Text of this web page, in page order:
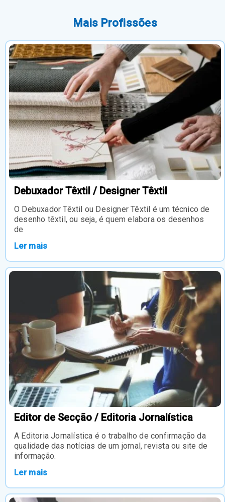
Mais Profissões
Debuxador Têxtil / Designer Têxtil
O Debuxador Têxtil ou Designer Têxtil é um técnico de
desenho têxtil, ou seja, é quem elabora os desenhos
de
Ler mais
Editor de Secção / Editoria Jornalística
A Editoria Jornalística é o trabalho de confirmação da
qualidade das notícias de um jornal, revista ou site de
informação.
Ler mais